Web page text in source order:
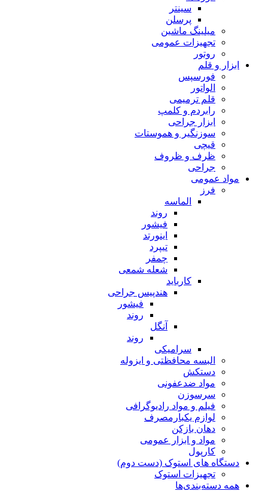
سینتر
پرسلن
میلینگ ماشین
تجهیزات عمومی
روتور
ابزار و قلم
فورسپس
الواتور
قلم ترمیمی
رابردم و کلمپ
ابزار جراحی
سوزنگیر و هموستات
قیچی
ظرف و ظروف
جراحی
مواد عمومی
فرز
الماسه
روند
فیشور
اینورتد
تیپرد
چمفر
شعله شمعی
کارباید
هندپیس جراحی
فیشور
روند
آنگل
روند
سرامیکی
البسه محافظتی و ایزوله
دستکش
مواد ضدعفونی
سرسوزن
فیلم و مواد رادیوگرافی
لوازم یکبارمصرف
دهان بازکن
مواد و ابزار عمومی
کارپول
دستگاه های استوک (دست دوم)
تجهیزات استوک
همه دسته‌بندی‌ها